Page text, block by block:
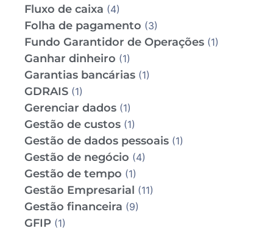
Fluxo de caixa (4)
Folha de pagamento (3)
Fundo Garantidor de Operações (1)
Ganhar dinheiro (1)
Garantias bancárias (1)
GDRAIS (1)
Gerenciar dados (1)
Gestão de custos (1)
Gestão de dados pessoais (1)
Gestão de negócio (4)
Gestão de tempo (1)
Gestão Empresarial (11)
Gestão financeira (9)
GFIP (1)